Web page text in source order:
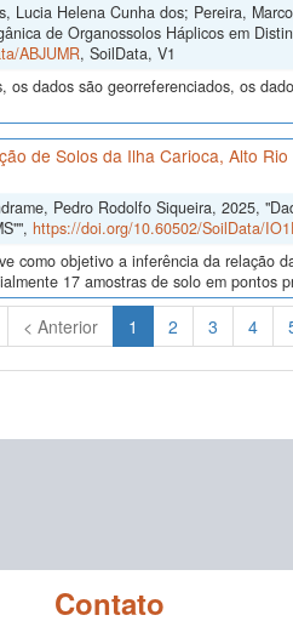
Lucia Helena Cunha dos; Pereira,
de Organossolos Háplicos em
ABJUMR, SoilData, V1
os dados são georreferenciados, os
de Solos da Ilha Carioca, Alto
Pedro Rodolfo Siqueira, 2025,
https://doi.org/10.60502/SoilData/
como objetivo a inferência da relação
17 amostras de solo em pontos
< Anterior 1 (Atual)
2 3 4
Contato